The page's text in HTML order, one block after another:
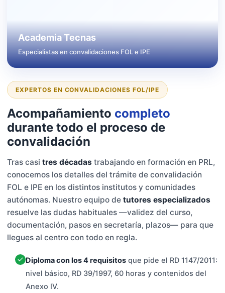
Academia Tecnas
Especialistas en convalidaciones FOL e IPE
EXPERTOS EN CONVALIDACIONES FOL/IPE
Acompañamiento completo
durante todo el proceso de
convalidación
Tras casi tres décadas trabajando en formación en PRL,
conocemos los detalles del trámite de convalidación
FOL e IPE en los distintos institutos y comunidades
autónomas. Nuestro equipo de tutores especializados
resuelve las dudas habituales —validez del curso,
documentación, pasos en secretaría, plazos— para que
llegues al centro con todo en regla.
Diploma con los 4 requisitos que pide el RD 1147/2011:
nivel básico, RD 39/1997, 60 horas y contenidos del
Anexo IV.